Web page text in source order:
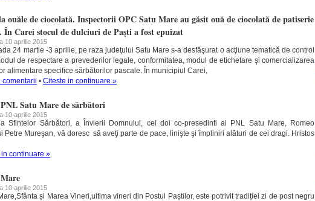
ouăle de ciocolată. Inspectorii OPC Satu Mare au găsit ouă de ciocolată de patiserie
În Carei stocul de dulciuri de Paşti a fost epuizat
10 aprilie 2015
24 martie -3 aprilie, pe raza judeţului Satu Mare s-a desfăşurat o acţiune tematică de control
de respectare a prevederilor legale, conformitatea, modul de etichetare şi comercializarea
alimentare specifice sărbătorilor pascale. În municipiul Carei,
comentarii • Citeste in continuare »
Satu Mare de sărbători
10 aprilie 2015
Sfintelor Sărbători, a Învierii Domnului, cei doi co-presedinti ai PNL Satu Mare, Romeo
Petre Mureşan, vă doresc să aveţi parte de pace, linişte şi împliniri alături de cei dragi. Hristos
continuare »
10 aprilie 2015
și Marea Vineri,ultima vineri din Postul Paștilor, este potrivit tradiției zi de post negru